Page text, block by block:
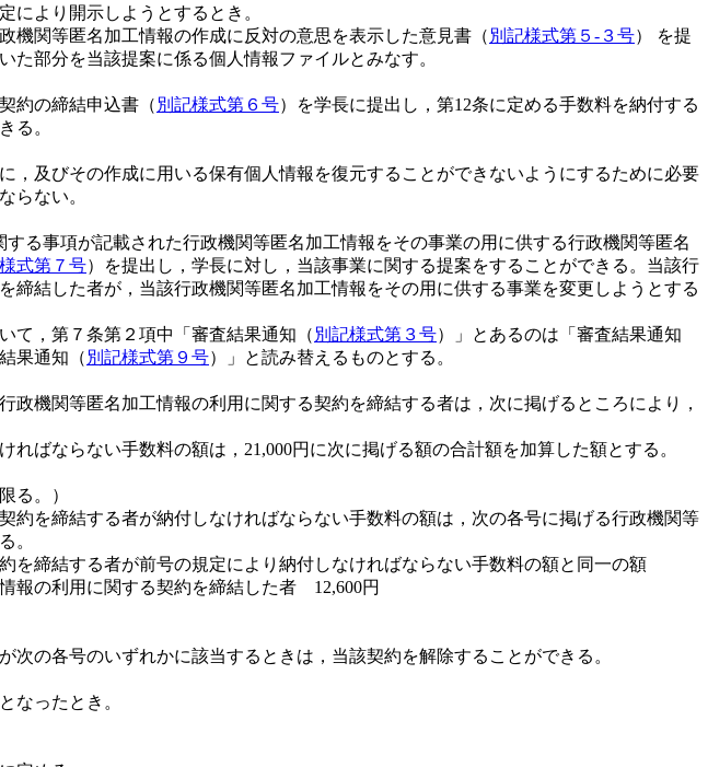
により開示しようとするとき。
関等匿名加工情報の作成に反対の意思を表示した意見書（ 別記様式第５-３号） を提
部分を当該提案に係る個人情報ファイルとみなす。
約の締結申込書（ 別記様式第６号）を学長に提出し，第12条に定める手数料を納付する
る。
及びその作成に用いる保有個人情報を復元することができないようにするために必要
らない。
る事項が記載された行政機関等匿名加工情報をその事業の用に供する行政機関等匿名
式第７号）を提出し，学長に対し，当該事業に関する提案をすることができる。当該行
結した者が，当該行政機関等匿名加工情報をその用に供する事業を変更しようとする
て，第７条第２項中「審査結果通知（ 別記様式第３号）」とあるのは「審査結果通知
果通知（ 別記様式第９号）」と読み替えるものとする。
機関等匿名加工情報の利用に関する契約を締結する者は，次に掲げるところにより，
ばならない手数料の額は，21,000円に次に掲げる額の合計額を加算した額とする。
る。）
約を締結する者が納付しなければならない手数料の額は，次の各号に掲げる行政機関等
。
締結する者が前号の規定により納付しなければならない手数料の額と同一の額
報の利用に関する契約を締結した者 12,600円
の各号のいずれかに該当するときは，当該契約を解除することができる。
なったとき。